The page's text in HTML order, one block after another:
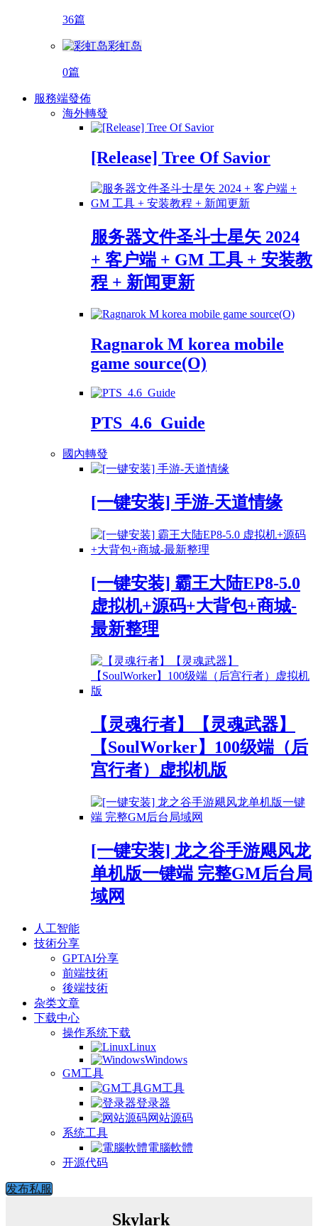
36篇
彩虹岛
0篇
服務端發佈
海外轉發
[Release] Tree Of Savior
服务器文件圣斗士星矢 2024
+ 客户端 + GM 工具 + 安装教
程 + 新闻更新
Ragnarok M korea mobile
game source(O)
PTS_4.6_Guide
國內轉發
[一键安装] 手游-天道情缘
[一键安装] 霸王大陆EP8-5.0
虚拟机+源码+大背包+商城-
最新整理
【灵魂行者】【灵魂武器】
【SoulWorker】100级端（后
宫行者）虚拟机版
[一键安装] 龙之谷手游飓风龙
单机版一键端 完整GM后台局
域网
人工智能
技術分享
GPTAI分享
前端技術
後端技術
杂类文章
下载中心
操作系统下载
Linux
Windows
GM工具
GM工具
登录器
网站源码
系统工具
電腦軟體
开源代码
发布私服
Skylark